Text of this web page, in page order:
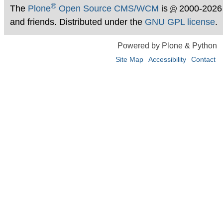
The Plone®Open Source CMS/WCM is ©2000-
and friends. Distributed under the GNU GPL license.
Powered by Plone & Python
Site Map Accessibility Contact